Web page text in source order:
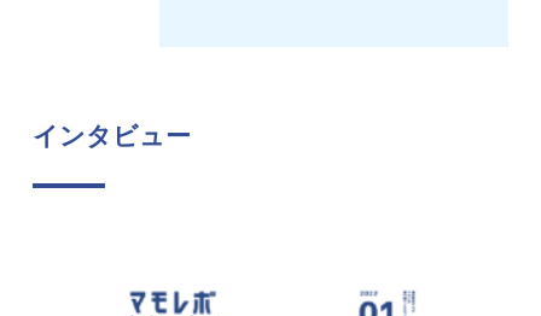
インタビュー